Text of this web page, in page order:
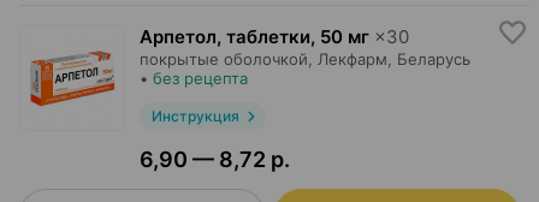
Арпетол, таблетки, 50 мг ×30
покрытые оболочкой, Лекфарм , Беларусь
• без рецепта
Инструкция
6,90 — 8,72 р.